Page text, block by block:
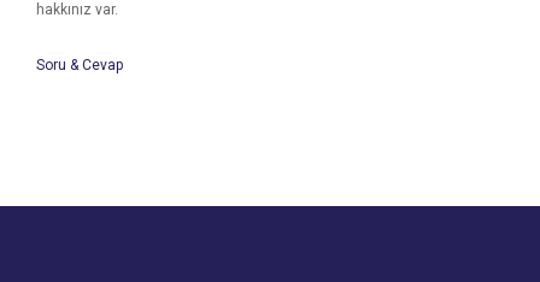
hakkınız var.
Soru & Cevap